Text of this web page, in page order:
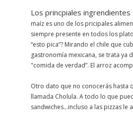
Los princpiales
maíz es uno de los pricipales
siempre presente en todos los
“esto pica”? Mirando el chile que
gastronomía mexicana, se trata ya
"comida de verdad”. El arroz
Otro dato que no conocerás hasta
llamada Cholula. A todo lo que
sandwiches...incluso a las pizzas